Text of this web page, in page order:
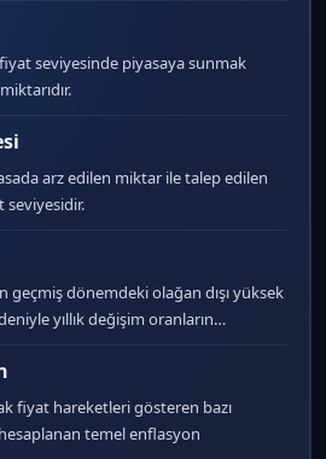
seviyesinde piyasaya sunmak
arz edilen miktar ile talep edilen
seviyesidir.
geçmiş dönemdeki olağan dışı yüksek
yıllık değişim oranların…
fiyat hareketleri gösteren bazı
temel enflasyon